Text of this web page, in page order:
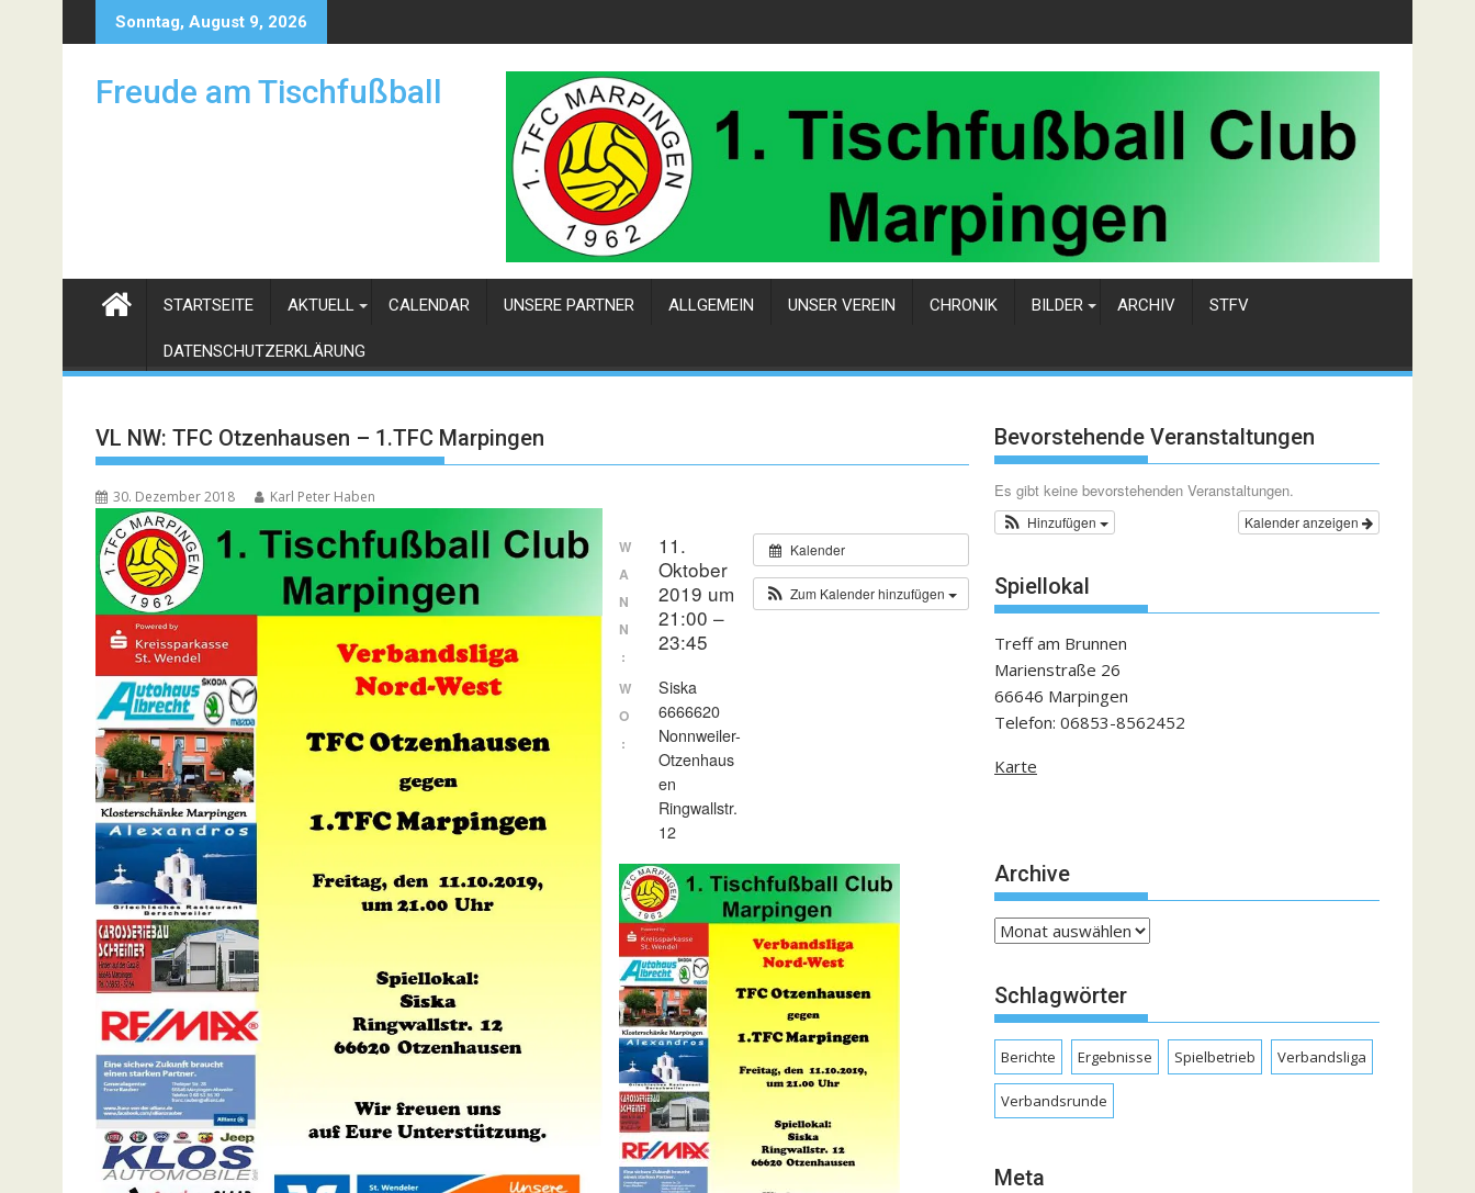
to
Sonntag, August 9, 2026
Freude am Tischfußball
STARTSEITE AKTUELL CALENDAR UNSERE PARTNER ALLGEMEIN UNSER VEREIN CHRONIK BILDER ARCHIV STFV
DATENSCHUTZERKLÄRUNG
VL NW: TFC Otzenhausen – 1.TFC Marpingen
30. Dezember 2018 Karl Peter Haben
Kalender
Zum Kalender hinzufügen
W
A
N
N
:
11.
Oktober
2019 um
21:00 –
23:45
W
O
:
Siska
6666620
Nonnweiler-
Otzenhaus
en
Ringwallstr.
12
Bevorstehende Veranstaltungen
Es gibt keine bevorstehenden Veranstaltungen.
Kalender anzeigen
Hinzufügen
Spiellokal
Treff am Brunnen
Marienstraße 26
66646 Marpingen
Telefon: 06853-8562452
Karte
Archive
Archive
Schlagwörter
Berichte Ergebnisse Spielbetrieb Verbandsliga
Verbandsrunde
Meta